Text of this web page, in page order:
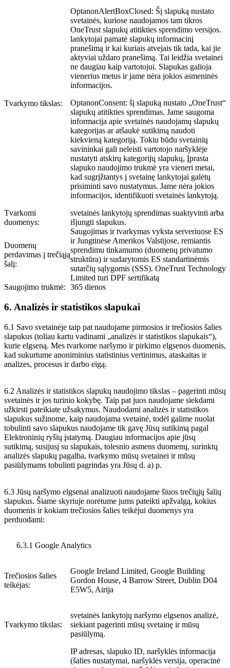
Tvarkymo tikslas:
OptanonAlertBoxClosed: Šį slapuką nustato
svetainės, kuriose naudojamos tam tikros
OneTrust slapukų atitikties sprendimo versijos.
lankytojai pamatė slapukų informacinį
pranešimą ir kai kuriais atvejais tik tada, kai jie
aktyviai uždaro pranešimą. Tai leidžia svetainei
ne daugiau kaip vartotojui. Slapukas galioja
vienerius metus ir jame nėra jokios asmeninės
informacijos.
OptanonConsent: šį slapuką nustato „OneTrust“
slapukų atitikties sprendimas. Jame saugoma
informacija apie svetainės naudojamų slapukų
kategorijas ar atšaukė sutikimą naudoti
kiekvieną kategoriją. Tokiu būdu svetainių
savininkai gali neleisti vartotojo naršyklėje
nustatyti atskirų kategorijų slapukų, Įprasta
slapuko naudojimo trukmė yra vieneri metai,
kad sugrįžtantys į svetainę lankytojai galėtų
prisiminti savo nustatymus. Jame nėra jokios
informacijos, identifikuoti svetainės lankytoją.
Tvarkomi
duomenys:
svetainės lankytojų sprendimas suaktyvinti arba
išjungti slapukus.
Duomenų
perdavimas į trečiąją
šalį:
Saugojimas ir tvarkymas vyksta serveriuose ES
ir Jungtinėse Amerikos Valstijose, remiantis
sprendimu tinkamumo (duomenų privatumo
struktūra) ir sudarytomis ES standartinėmis
sutarčių sąlygomis (SSS). OneTrust Technology
Limited turi DPF sertifikatą
Saugojimo trukmė: 365 dienos
6. Analizės ir statistikos slapukai
6.1 Savo svetainėje taip pat naudojame pirmosios ir trečiosios šalies
slapukus (toliau kartu vadinami „analizės ir statistikos slapukais“),
kurie elgseną. Mes tvarkome naršymo ir pirkimo elgsenos duomenis,
kad sukurtume anoniminius statistinius vertinimus, ataskaitas ir
analizes, procesus ir darbo eigą.
6.2 Analizės ir statistikos slapukų naudojimo tikslas – pagerinti mūsų
svetainės ir jos turinio kokybę. Taip pat juos naudojame siekdami
užkirsti pateikiate užsakymus. Naudodami analizės ir statistikos
slapukus sužinome, kaip naudojama svetainė, todėl galime nuolat
tobulinti savo slapukus naudojame tik gavę Jūsų sutikimą pagal
Elektroninių ryšių įstatymą. Daugiau informacijos apie jūsų
sutikimą, susijusį su slapukais, tolesnio asmens duomenų, surinktų
analizės slapukų pagalba, tvarkymo mūsų svetainei ir mūsų
pasiūlymams tobulinti pagrindas yra Jūsų d. a) p.
6.3 Jūsų naršymo elgsenai analizuoti naudojame šiuos trečiųjų šalių
slapukus. Šiame skyriuje norėtume jums pateikti apžvalgą, kokius
duomenis ir kokiam trečiosios šalies teikėjui duomenys yra
perduodami:
6.3.1 Google Analytics
Trečiosios šalies
teikėjas:
Google Ireland Limited, Google Building
Gordon House, 4 Barrow Street, Dublin D04
E5W5, Airija
Tvarkymo tikslas:
svetainės lankytojų naršymo elgsenos analizė,
siekiant pagerinti mūsų svetainę ir mūsų
pasiūlymą.
IP adresas, slapuko ID, naršyklės informacija
(šalies nustatymai, naršyklės versija, operacinė